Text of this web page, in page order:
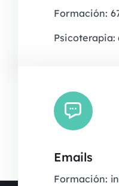
Formación:
Psicoterapia:
Emails
Formación: